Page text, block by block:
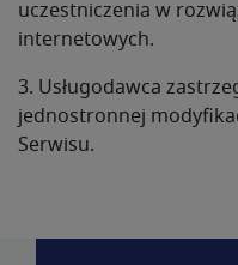
uczestniczenia w
internetowych.
3. Usługodawca
jednostronnej
Serwisu.